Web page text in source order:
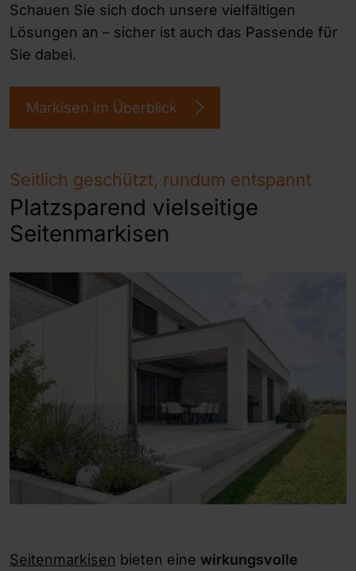
Schauen Sie sich doch unsere vielfältigen
Lösungen an – sicher ist auch das Passende für
Sie dabei.
Markisen im Überblick
Seitlich geschützt, rundum entspannt
Platzsparend vielseitige
Seitenmarkisen
Seitenmarkisen bieten eine wirkungsvolle